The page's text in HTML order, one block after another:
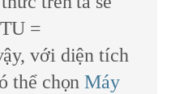
=
với diện tích
thể chọn Máy